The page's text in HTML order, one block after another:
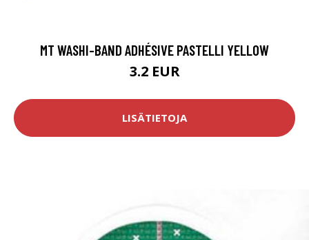
MT WASHI-BAND ADHÉSIVE PASTELLI YELLOW
3.2 EUR
LISÄTIETOJA